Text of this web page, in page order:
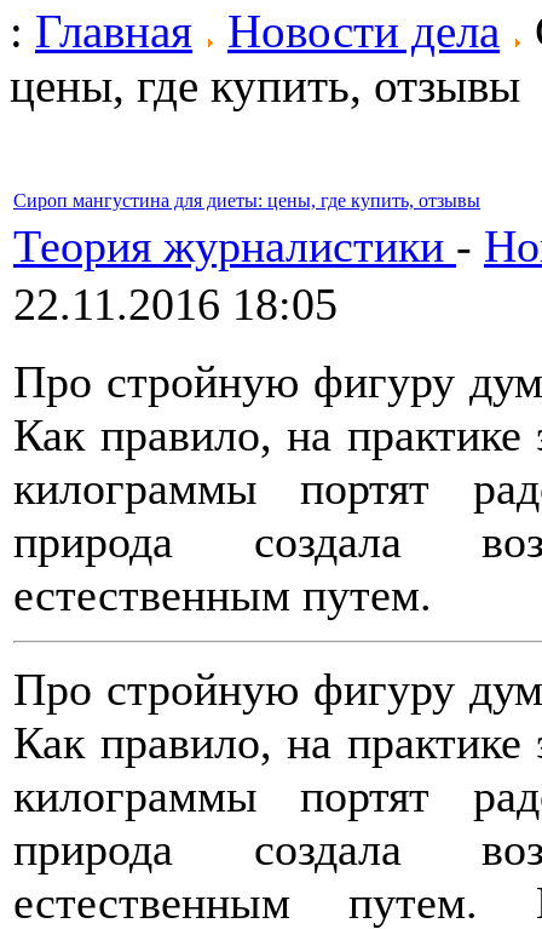
: Главная Новости дела
цены, где купить, отзывы
Сироп мангустина для диеты: цены, где купить, отзывы
Теория журналистики -
22.11.2016 18:05
Про стройную фигуру
Как правило, на
килограммы портят
природа создала
естественным путем.
Про стройную фигуру
Как правило, на
килограммы портят
природа создала
естественным